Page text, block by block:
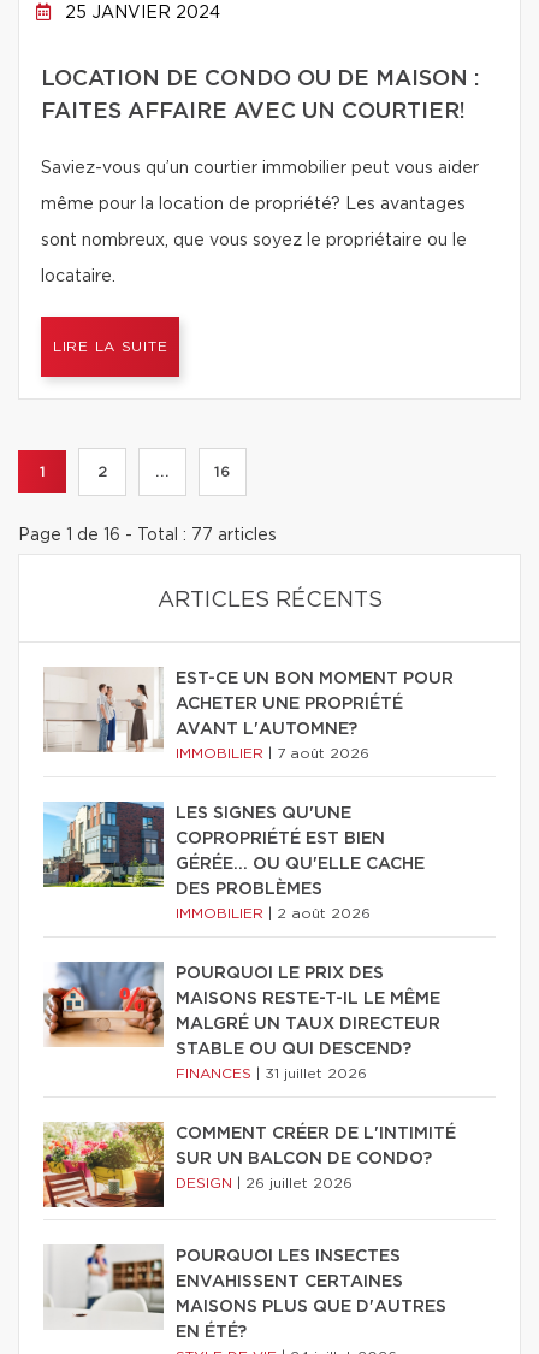
25 JANVIER 2024
LOCATION DE CONDO OU DE MAISON :
FAITES AFFAIRE AVEC UN COURTIER!
Saviez-vous qu’un courtier immobilier peut vous aider
même pour la location de propriété? Les avantages
sont nombreux, que vous soyez le propriétaire ou le
locataire.
LIRE LA SUITE
1 2 ... 16
Page 1 de 16 - Total : 77 articles
ARTICLES RÉCENTS
EST-CE UN BON MOMENT POUR
ACHETER UNE PROPRIÉTÉ
AVANT L'AUTOMNE?
IMMOBILIER 7 août 2026
LES SIGNES QU'UNE
COPROPRIÉTÉ EST BIEN
GÉRÉE… OU QU'ELLE CACHE
DES PROBLÈMES
IMMOBILIER 2 août 2026
POURQUOI LE PRIX DES
MAISONS RESTE-T-IL LE MÊME
MALGRÉ UN TAUX DIRECTEUR
STABLE OU QUI DESCEND?
FINANCES 31 juillet 2026
COMMENT CRÉER DE L'INTIMITÉ
SUR UN BALCON DE CONDO?
DESIGN 26 juillet 2026
POURQUOI LES INSECTES
ENVAHISSENT CERTAINES
MAISONS PLUS QUE D'AUTRES
EN ÉTÉ?